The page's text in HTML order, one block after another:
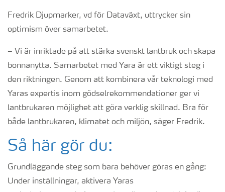
Fredrik Djupmarker, vd för Dataväxt, uttrycker sin
optimism över samarbetet.
– Vi är inriktade på att stärka svenskt lantbruk och skapa
bonnanytta. Samarbetet med Yara är ett viktigt steg i
den riktningen. Genom att kombinera vår teknologi med
Yaras expertis inom gödselrekommendationer ger vi
lantbrukaren möjlighet att göra verklig skillnad. Bra för
både lantbrukaren, klimatet och miljön, säger Fredrik.
Så här gör du:
Grundläggande steg som bara behöver göras en gång:
Under inställningar, aktivera Yaras